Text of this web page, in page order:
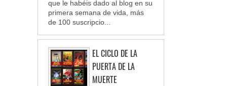
que le habéis dado al blog en su
primera semana de vida, más
de 100 suscripcio...
EL CICLO DE LA
PUERTA DE LA
MUERTE